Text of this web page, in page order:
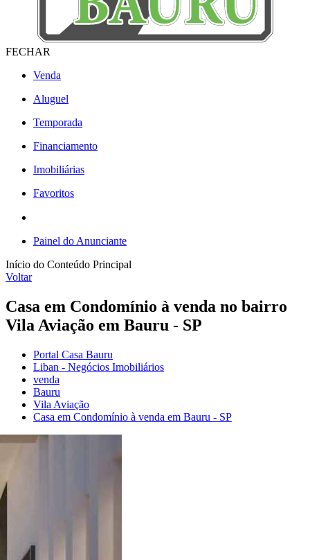
FECHAR
Venda
Aluguel
Temporada
Financiamento
Imobiliárias
Favoritos
Painel do Anunciante
Início do Conteúdo Principal
Voltar
Casa em Condomínio à venda no bairro
Vila Aviação em Bauru - SP
Portal Casa Bauru
Liban - Negócios Imobiliários
venda
Bauru
Vila Aviação
Casa em Condomínio à venda em Bauru - SP